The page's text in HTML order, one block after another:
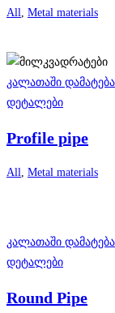
All, Metal materials
კალათაში დამატება
დეტალები
Profile pipe
All, Metal materials
კალათაში დამატება
დეტალები
Round Pipe